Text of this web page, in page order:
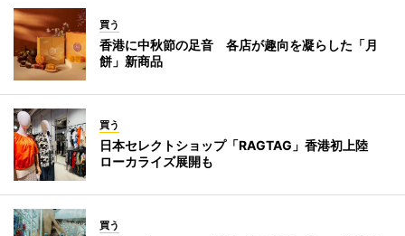
買う
香港に中秋節の足音 各店が趣向を凝らした「月
餅」新商品
買う
日本セレクトショップ「RAGTAG」香港初上陸
ローカライズ展開も
買う